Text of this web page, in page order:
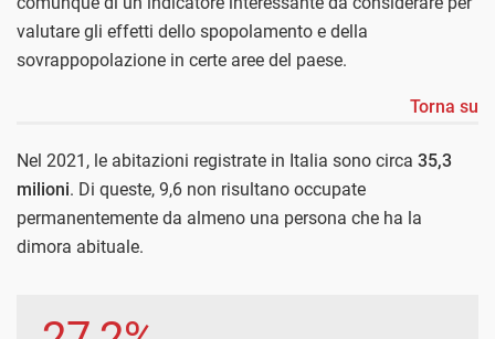
valutare gli effetti dello spopolamento e della
sovrappopolazione in certe aree del paese.
Torna su
Nel 2021, le abitazioni registrate in Italia sono circa 35,3
milioni. Di queste, 9,6 non risultano occupate
permanentemente da almeno una persona che ha la
dimora abituale.